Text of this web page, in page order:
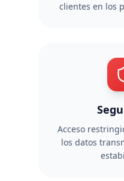
clientes en los
Acceso
los datos